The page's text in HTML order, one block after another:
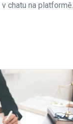
chatu na platformě.